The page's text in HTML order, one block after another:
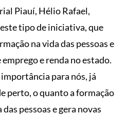
Piauí, Hélio Rafael,
tipo de iniciativa, que
na vida das pessoas e
e renda no estado.
para nós, já
perto, o quanto a formação
pessoas e gera novas